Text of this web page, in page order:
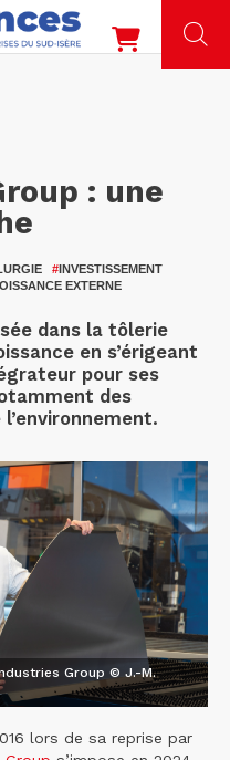
: une
#INVESTISSEMENT
EXTERNE
dans la tôlerie
en s’érigeant
pour ses
des
Group © J.-M.
lors de sa reprise par